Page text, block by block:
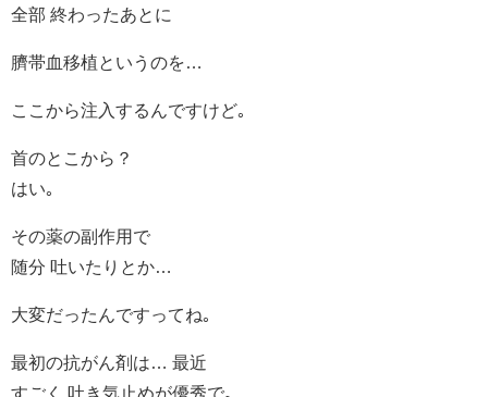
全部 終わったあとに
臍帯血移植というのを…
ここから注入するんですけど｡
首のとこから？
はい｡
その薬の副作用で
随分 吐いたりとか…
大変だったんですってね｡
最初の抗がん剤は… 最近
すごく 吐き気止めが優秀で｡